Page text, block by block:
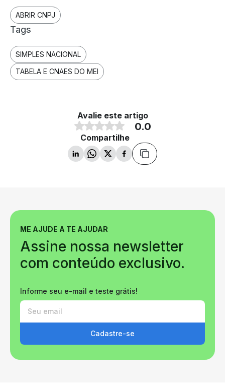
ABRIR CNPJ
Tags
SIMPLES NACIONAL
TABELA E CNAES DO MEI
Avalie este artigo
0.0
Compartilhe
ME AJUDE A TE AJUDAR
Assine nossa newsletter
com conteúdo exclusivo.
Informe seu e-mail e teste grátis!
Cadastre-se